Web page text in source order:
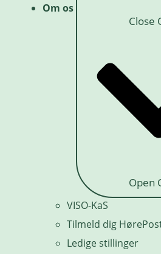
Om os
Close
Open
VISO-KaS
Tilmeld dig
Ledige stillinger